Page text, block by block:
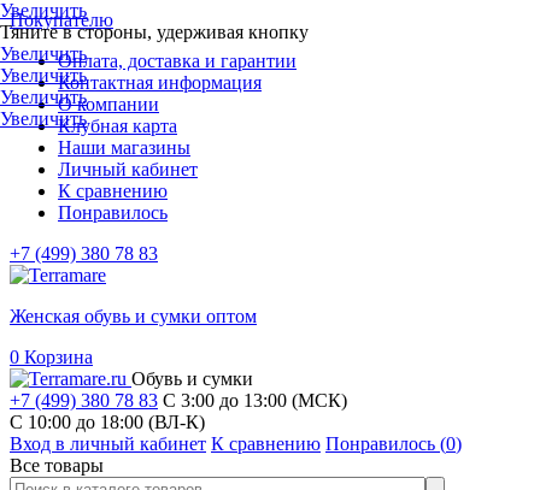
Покупателю
Оплата, доставка и гарантии
Контактная информация
О компании
Клубная карта
Наши магазины
Личный кабинет
К сравнению
Понравилось
+7 (499) 380 78 83
Женская обувь и сумки оптом
0 Корзина
Обувь и сумки
+7 (499) 380 78 83 С 3:00 до 13:00 (МСК)
C 10:00 до 18:00 (ВЛ-К)
Вход в личный кабинет К сравнению Понравилось (0)
Все товары
Увеличить
Тяните в стороны, удерживая кнопку
Увеличить
Увеличить
Увеличить
Увеличить